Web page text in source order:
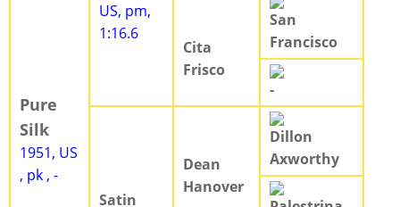
Pure
Silk
1951, US
, pk , -
US, pm,
1:16.6
Cita
Frisco
San
Francisco
-
Satin
Dean
Hanover
Dillon
Axworthy